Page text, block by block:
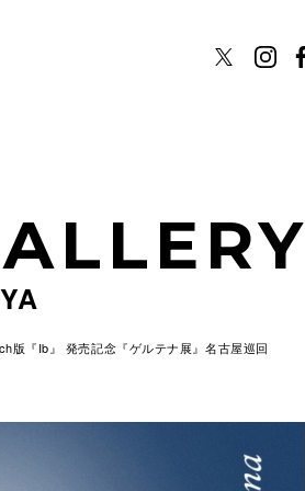
版『Ib』 発売記念​『ゲルテナ展』名古屋巡回